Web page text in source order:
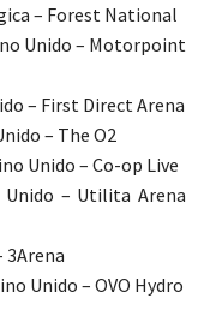
– Forest National
Unido – Motorpoint
– First Direct Arena
– The O2
Unido – Co-op Live
Unido – Utilita Arena
3Arena
Unido – OVO Hydro